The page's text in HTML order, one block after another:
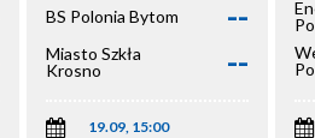
BS Polonia Bytom --
Miasto Szkła
Krosno
--
19.09, 15:00